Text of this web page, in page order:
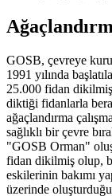
GOSB, çevreye
1991 yılında
25.000 fidan dikilmiş,
diktiği fidanlarla
ağaçlandırma
sağlıklı bir çevre
"GOSB Orman"
fidan dikilmiş olup,
eskilerinin bakımı
üzerinde